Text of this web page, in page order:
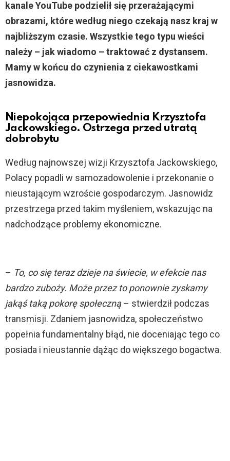
kanale YouTube podzielił się przerażającymi
obrazami, które według niego czekają nasz kraj w
najbliższym czasie. Wszystkie tego typu wieści
należy – jak wiadomo – traktować z dystansem.
Mamy w końcu do czynienia z ciekawostkami
jasnowidza.
Niepokojąca przepowiednia Krzysztofa
Jackowskiego. Ostrzega przed utratą
dobrobytu
Według najnowszej wizji Krzysztofa Jackowskiego,
Polacy popadli w samozadowolenie i przekonanie o
nieustającym wzroście gospodarczym. Jasnowidz
przestrzega przed takim myśleniem, wskazując na
nadchodzące problemy ekonomiczne.
– To, co się teraz dzieje na świecie, w efekcie nas
bardzo zuboży. Może przez to ponownie zyskamy
jakąś taką pokorę społeczną– stwierdził podczas
transmisji. Zdaniem jasnowidza, społeczeństwo
popełnia fundamentalny błąd, nie doceniając tego co
posiada i nieustannie dążąc do większego bogactwa.